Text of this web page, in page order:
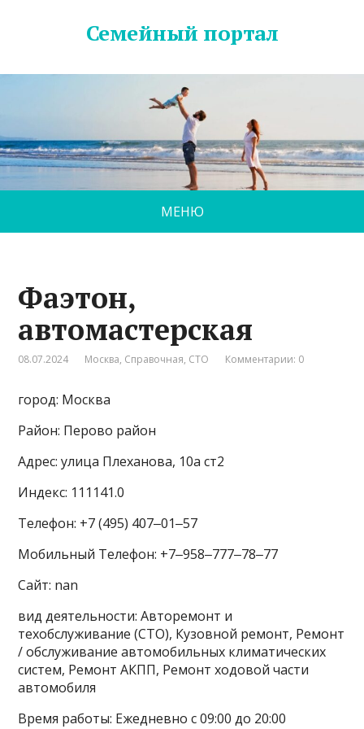
Семейный портал
МЕНЮ
Фаэтон,
автомастерская
08.07.2024 Москва, Справочная, СТО Комментарии: 0
город: Москва
Район: Перово район
Адрес: улица Плеханова, 10а ст2
Индекс: 111141.0
Телефон: +7 (495) 407‒01‒57
Мобильный Телефон: +7‒958‒777‒78‒77
Сайт: nan
вид деятельности: Авторемонт и
техобслуживание (СТО), Кузовной ремонт, Ремонт
/ обслуживание автомобильных климатических
систем, Ремонт АКПП, Ремонт ходовой части
автомобиля
Время работы: Ежедневно с 09:00 до 20:00